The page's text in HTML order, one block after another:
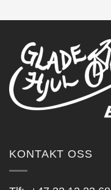
KONTAKT OSS